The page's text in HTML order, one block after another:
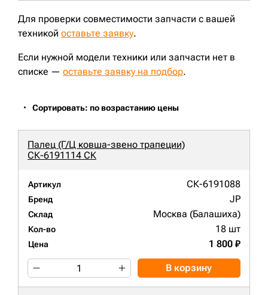
Для проверки совместимости запчасти с вашей
техникой оставьте заявку.
Если нужной модели техники или запчасти нет в
списке — оставьте заявку на подбор.
Сортировать: по возрастанию цены
Палец (Г/Ц ковша-звено трапеции)
СК-6191114 СК
Артикул СК-6191088
Бренд JP
Склад Москва (Балашиха)
Кол-во 18 шт
Цена 1 800 ₽
В корзину